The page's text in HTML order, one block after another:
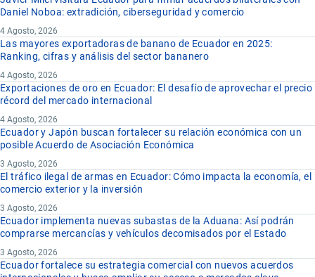
Daniel Noboa: extradición, ciberseguridad y comercio
4 Agosto, 2026
Las mayores exportadoras de banano de Ecuador en 2025:
Ranking, cifras y análisis del sector bananero
4 Agosto, 2026
Exportaciones de oro en Ecuador: El desafío de aprovechar el precio
récord del mercado internacional
4 Agosto, 2026
Ecuador y Japón buscan fortalecer su relación económica con un
posible Acuerdo de Asociación Económica
3 Agosto, 2026
El tráfico ilegal de armas en Ecuador: Cómo impacta la economía, el
comercio exterior y la inversión
3 Agosto, 2026
Ecuador implementa nuevas subastas de la Aduana: Así podrán
comprarse mercancías y vehículos decomisados por el Estado
3 Agosto, 2026
Ecuador fortalece su estrategia comercial con nuevos acuerdos